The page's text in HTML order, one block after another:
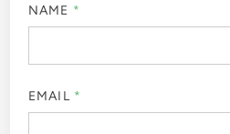
NAME *
EMAIL *